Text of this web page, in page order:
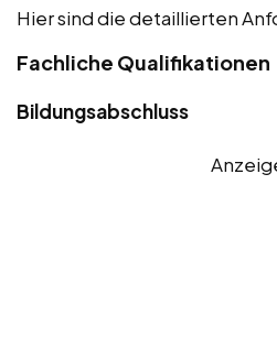
Hier sind die detaillierten
Fachliche Qualifikationen
Bildungsabschluss